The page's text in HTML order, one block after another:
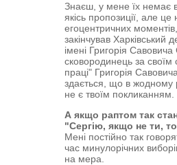
Знаєш, у мене їх немає
якісь пропозиції, але
егоцентричних моментів,
закінчував Харківський
імені Григорія
сковородинець за своїм
праці" Григорія
здається, що в жодному
не є твоїм покликанням.
А якщо раптом так
"Сергію, якщо не ти,
Мені постійно так
час минулорічних
на мера.